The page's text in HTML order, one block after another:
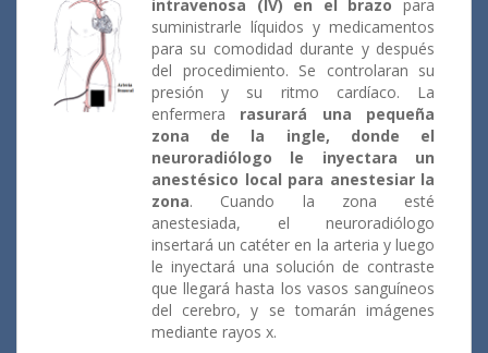
intravenosa (IV) en el brazo para
suministrarle líquidos y medicamentos
para su comodidad durante y después
del procedimiento. Se controlaran su
presión y su ritmo cardíaco. La
enfermera rasurará una pequeña
zona de la ingle, donde el
neuroradiólogo le inyectara un
anestésico local para anestesiar la
zona. Cuando la zona esté
anestesiada, el neuroradiólogo
insertará un catéter en la arteria y luego
le inyectará una solución de contraste
que llegará hasta los vasos sanguíneos
del cerebro, y se tomarán imágenes
mediante rayos x.